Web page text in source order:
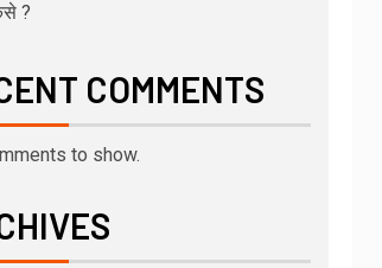
?
COMMENTS
to show.